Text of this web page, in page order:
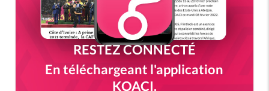
RESTEZ CONNECTÉ
En téléchargeant l'application
KOACI.